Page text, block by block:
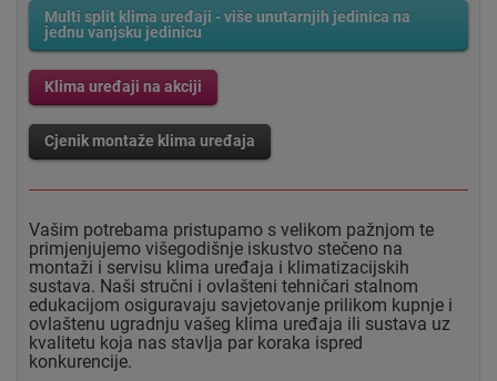
Multi split klima uređaji - više unutarnjih jedinica na
jednu vanjsku jedinicu
Klima uređaji na akciji
Cjenik montaže klima uređaja
Vašim potrebama pristupamo s velikom pažnjom te
primjenjujemo višegodišnje iskustvo stečeno na
montaži i servisu klima uređaja i klimatizacijskih
sustava. Naši stručni i ovlašteni tehničari stalnom
edukacijom osiguravaju savjetovanje prilikom kupnje i
ovlaštenu ugradnju vašeg klima uređaja ili sustava uz
kvalitetu koja nas stavlja par koraka ispred
konkurencije.